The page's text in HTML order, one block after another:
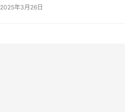
2025年3月26日